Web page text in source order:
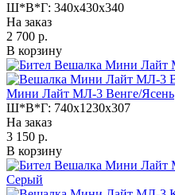
Ш*В*Г: 340x430x340
На заказ
2 700 р.
В корзину
Мини Лайт МЛ-3 Венге/Ясень
Ш*В*Г: 740x1230x307
На заказ
3 150 р.
В корзину